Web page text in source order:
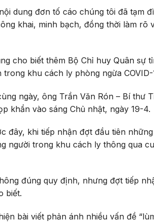
dung đơn tố cáo chúng tôi đã tạm
khai, minh bạch, đồng thời làm rõ
cho biết thêm Bộ Chỉ huy Quân sự
khu cách ly phòng ngừa
ngày, ông Trần Văn Rón – Bí thư
khẩn vào sáng Chủ nhật, ngày 19-4.
đây, khi tiếp nhận đợt đầu tiên
người trong khu cách ly thông qua
đúng quy định, nhưng đợt tiếp
biết.
bài viết phản ánh nhiều vấn đề